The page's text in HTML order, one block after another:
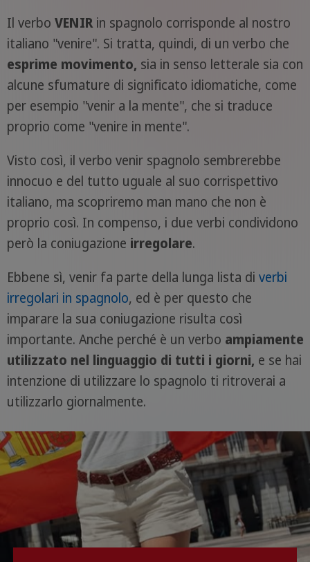
Il verbo VENIRin spagnolo corrisponde al nostro
italiano "venire". Si tratta, quindi, di un verbo che
esprime movimento, sia in senso letterale sia con
alcune sfumature di significato idiomatiche, come
per esempio "venir a la mente", che si traduce
proprio come "venire in mente".
Visto così, il verbo venir spagnolo sembrerebbe
innocuo e del tutto uguale al suo corrispettivo
italiano, ma scopriremo man mano che non è
proprio così. In compenso, i due verbi condividono
però la coniugazione irregolare.
Ebbene sì, venir fa parte della lunga lista di verbi
irregolari in spagnolo, ed è per questo che
imparare la sua coniugazione risulta così
importante. Anche perché è un verbo ampiamente
utilizzato nel linguaggio di tutti i giorni, e se hai
intenzione di utilizzare lo spagnolo ti ritroverai a
utilizzarlo giornalmente.